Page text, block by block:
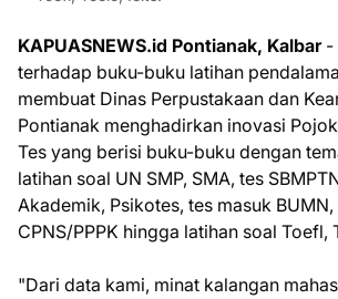
KAPUASNEWS.id Pontianak, Kalbar-
terhadap buku-buku latihan
membuat Dinas Perpustakaan dan
Pontianak menghadirkan inovasi
Tes yang berisi buku-buku dengan
latihan soal UN SMP, SMA, tes
Akademik, Psikotes, tes masuk
CPNS/PPPK hingga latihan soal Toefl,
"Dari data kami, minat kalangan